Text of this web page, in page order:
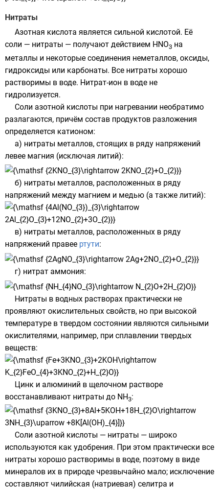
Нитраты
Азотная кислота является сильной кислотой. Её
соли — нитраты — получают действием HNO3 на
металлы и некоторые соединения неметаллов, оксиды,
гидроксиды или карбонаты. Все нитраты хорошо
растворимы в воде. Нитрат-ион в воде не
гидролизуется.
Соли азотной кислоты при нагревании необратимо
разлагаются, причём состав продуктов разложения
определяется катионом:
а) нитраты металлов, стоящих в ряду напряжений
левее магния (исключая литий):
б) нитраты металлов, расположенных в ряду
напряжений между магнием и медью (а также литий):
в) нитраты металлов, расположенных в ряду
напряжений правее ртути:
г) нитрат аммония:
Нитраты в водных растворах практически не
проявляют окислительных свойств, но при высокой
температуре в твердом состоянии являются сильными
окислителями, например, при сплавлении твердых
веществ:
Цинк и алюминий в щелочном растворе
восстанавливают нитраты до NH3:
Соли азотной кислоты — нитраты — широко
используются как удобрения. При этом практически все
нитраты хорошо растворимы в воде, поэтому в виде
минералов их в природе чрезвычайно мало; исключение
составляют чилийская (натриевая) селитра и